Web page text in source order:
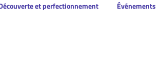
et perfectionnement Événements